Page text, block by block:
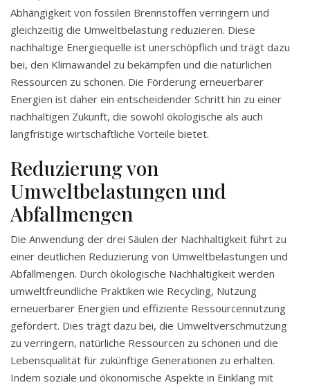
Abhängigkeit von fossilen Brennstoffen verringern und
gleichzeitig die Umweltbelastung reduzieren. Diese
nachhaltige Energiequelle ist unerschöpflich und trägt dazu
bei, den Klimawandel zu bekämpfen und die natürlichen
Ressourcen zu schonen. Die Förderung erneuerbarer
Energien ist daher ein entscheidender Schritt hin zu einer
nachhaltigen Zukunft, die sowohl ökologische als auch
langfristige wirtschaftliche Vorteile bietet.
Reduzierung von
Umweltbelastungen und
Abfallmengen
Die Anwendung der drei Säulen der Nachhaltigkeit führt zu
einer deutlichen Reduzierung von Umweltbelastungen und
Abfallmengen. Durch ökologische Nachhaltigkeit werden
umweltfreundliche Praktiken wie Recycling, Nutzung
erneuerbarer Energien und effiziente Ressourcennutzung
gefördert. Dies trägt dazu bei, die Umweltverschmutzung
zu verringern, natürliche Ressourcen zu schonen und die
Lebensqualität für zukünftige Generationen zu erhalten.
Indem soziale und ökonomische Aspekte in Einklang mit